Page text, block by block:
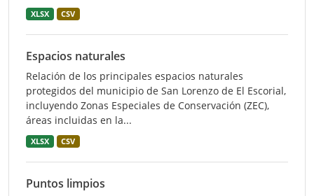
XLSX CSV
Espacios naturales
Relación de los principales espacios naturales
protegidos del municipio de San Lorenzo de El Escorial,
incluyendo Zonas Especiales de Conservación (ZEC),
áreas incluidas en la...
XLSX CSV
Puntos limpios